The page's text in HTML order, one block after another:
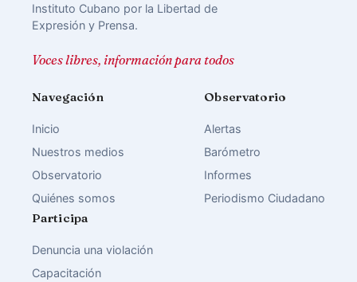
Instituto Cubano por la Libertad de
Expresión y Prensa.
Voces libres, información para todos
Navegación
Inicio
Nuestros medios
Observatorio
Quiénes somos
Observatorio
Alertas
Barómetro
Informes
Periodismo Ciudadano
Participa
Denuncia una violación
Capacitación